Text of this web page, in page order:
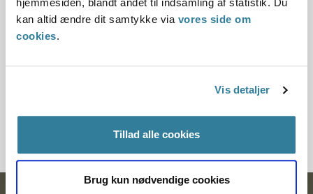
kan altid ændre dit samtykke via vores side om
cookies.
Vis detaljer
Tillad alle cookies
Brug kun nødvendige cookies
Paragraf